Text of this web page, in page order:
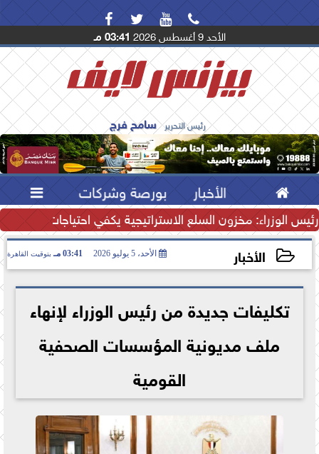
   
الأحد 9 أغسطس 2026 03:41 مـ
رئيس التحرير سامح فرج
 الأخبار بورصة وشركات 
رئيس الوزراء: مخزون السلع الاستراتيجية يكفي احتياجات
الأخبار الأحد، 5 يوليو 2026 03:41 مـ بتوقيت القاهرة
2026-07-05 15:41:07
تكليفات جديدة من رئيس الوزراء لإنهاء
ملف مديونية المؤسسات الصحفية
القومية